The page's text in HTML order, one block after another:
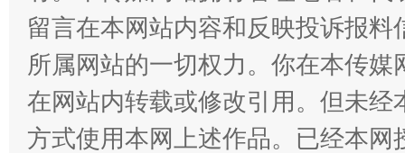
阿坝州三大球赛在茂县开幕 规模
留言在本网站内容和反映投诉报
所属网站的一切权力。你在本传
在网站内转载或修改引用。但未
方式使用本网上述作品。已经本